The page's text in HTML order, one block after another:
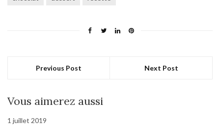
Previous Post Next Post
Vous aimerez aussi
1 juillet 2019